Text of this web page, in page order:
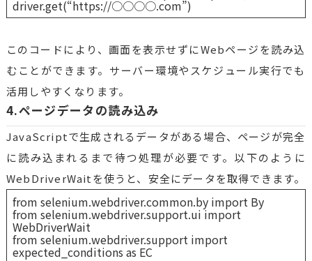
driver.get(“https://○○○○.com”)
このコードにより、画面を表示せずにWebページを読み込
むことができます。サーバー環境やスケジュール実行でも
活用しやすくなります。
4.ページデータの読み込み
JavaScriptで生成されるデータがある場合、ページが完全
に読み込まれるまで待つ処理が必要です。以下のように
WebDriverWaitを使うと、安全にデータを取得できます。
from selenium.webdriver.common.by import By
from selenium.webdriver.support.ui import
WebDriverWait
from selenium.webdriver.support import
expected_conditions as EC